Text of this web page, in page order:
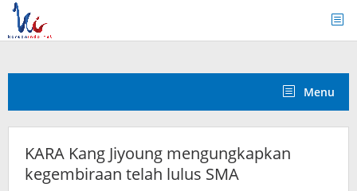
Skip
content
Menu
KARA Kang Jiyoung mengungkapkan
kegembiraan telah lulus SMA